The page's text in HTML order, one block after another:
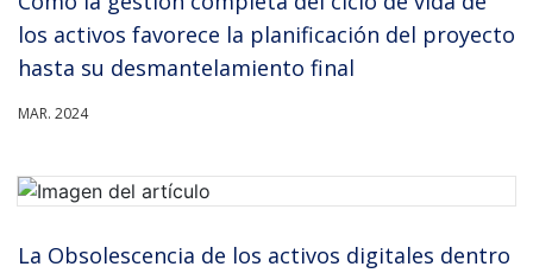
los activos favorece la planificación del proyecto
hasta su desmantelamiento final
MAR. 2024
La Obsolescencia de los activos digitales dentro